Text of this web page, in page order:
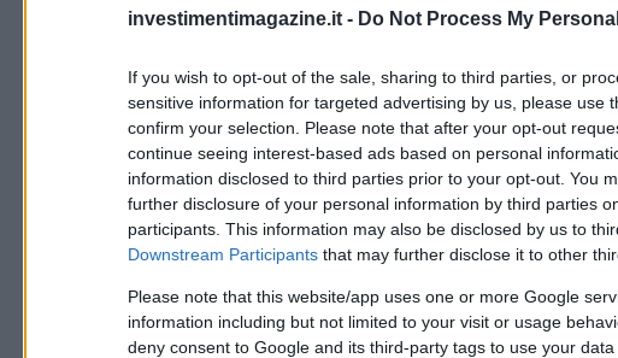
investimentimagazine.it - Do Not Process My
If you wish to opt-out of the sale, sharing to third parties, or
sensitive information for targeted advertising by us, please use
confirm your selection. Please note that after your opt-out
continue seeing interest-based ads based on personal
information disclosed to third parties prior to your opt-out. You
further disclosure of your personal information by third parties
participants. This information may also be disclosed by us to
Downstream Participants that may further disclose it to other
Please note that this website/app uses one or more Google
information including but not limited to your visit or usage
deny consent to Google and its third-party tags to use your